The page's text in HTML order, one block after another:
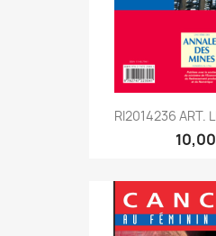
RI2014236 ART.